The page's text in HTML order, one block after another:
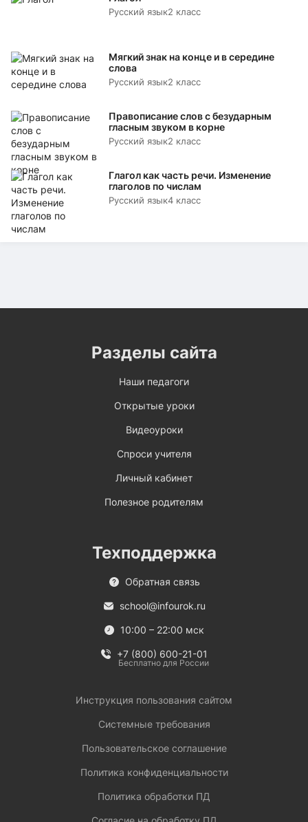
Русский язык2 класс
Мягкий знак на конце и в середине
слова
Русский язык2 класс
Правописание слов с безударным
гласным звуком в корне
Русский язык2 класс
Глагол как часть речи. Изменение
глаголов по числам
Русский язык4 класс
Разделы сайта
Наши педагоги
Открытые уроки
Видеоуроки
Спроси учителя
Личный кабинет
Полезное родителям
Техподдержка
Обратная связь
school@infourok.ru
10:00 – 22:00 мск
+7 (800) 600-21-01
Бесплатно для России
Инструкция пользования сайтом
Системные требования
Пользовательское соглашение
Политика конфиденциальности
Политика обработки ПД